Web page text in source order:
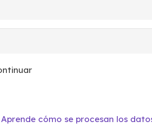
Aprende cómo se procesan los